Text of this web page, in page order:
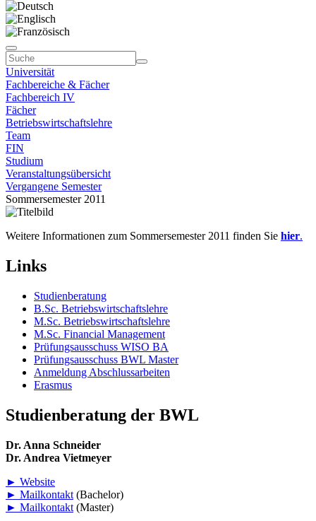
Universität
Fachbereiche & Fächer
Fachbereich IV
Fächer
Betriebswirtschaftslehre
Team
FIN
Studium
Veranstaltungsübersicht
Vergangene Semester
Sommersemester 2011
Weitere Informationen zum Sommersemester 2011 finden Sie hier.
Links
Studienberatung
B.Sc. Betriebswirtschaftslehre
M.Sc. Betriebswirtschaftslehre
M.Sc. Financial Management
Prüfungsausschuss WISO BA
Prüfungsausschuss BWL Master
Anmeldung Abschlussarbeiten
Erasmus
Studienberatung der BWL
Dr. Anna Schneider
Dr. Andrea Vietmeyer
► Website
► Mailkontakt (Bachelor)
► Mailkontakt (Master)